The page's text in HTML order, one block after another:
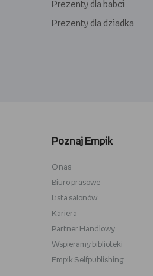
Prezenty dla babci
Prezenty dla dziadka
Karta podarunkowa Steam
Lampki do czytania
Poznaj Empik
O nas
Biuro prasowe
Lista salonów
Kariera
Partner Handlowy
Wspieramy biblioteki
Empik Selfpublishing